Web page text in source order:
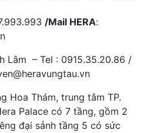
/Mail HERA:
Lâm – Tel : 0915.35.20.86 /
heravungtau.vn
Hoa Thám, trung tâm TP.
Palace có 7 tầng, gồm 2
đại sảnh tầng 5 có sức